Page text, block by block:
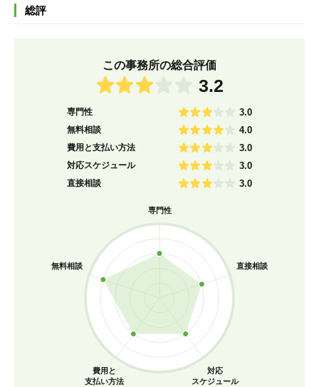
総評
この事務所の総合評価
3.2
専門性 3.0
無料相談 4.0
費用と支払い方法 3.0
対応スケジュール 3.0
直接相談 3.0
専門性
直接相談
対応
スケジュール
費用と
支払い方法
無料相談